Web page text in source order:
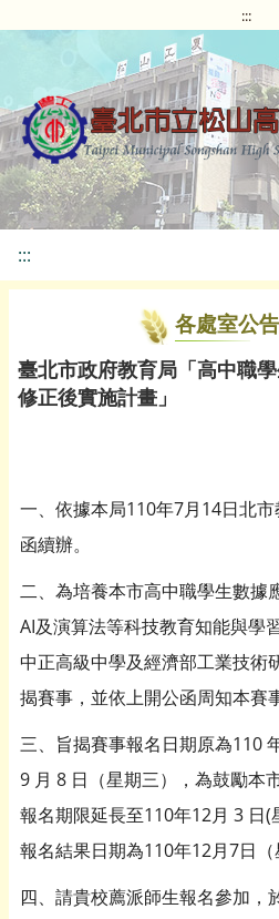
:::
:::
各處室公
臺北市政府教育局「高中職
修正後實施計畫」
一、依據本局110年7月14日北
函續辦。
二、為培養本市高中職學生數據
AI及演算法等科技教育知能與學
中正高級中學及經濟部工業技術
揭賽事，並依上開公函周知本賽
三、旨揭賽事報名日期原為110
9 月 8 日（星期三），為鼓勵本
報名期限延長至110年12月 3 日
報名結果日期為110年12月7日（
四、請貴校薦派師生報名參加，